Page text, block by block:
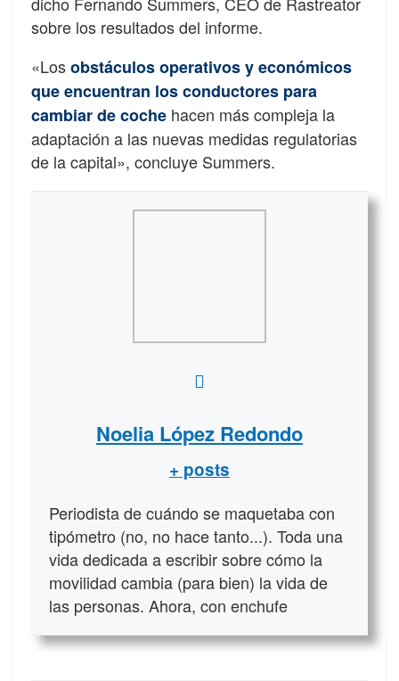
sobre los resultados del informe.
«Losobstáculos operativos y económicos
que encuentran los conductores para
cambiar de coche hacen más compleja la
adaptación a las nuevas medidas regulatorias
de la capital», concluye Summers.
Noelia López Redondo
+ posts
Periodista de cuándo se maquetaba con
tipómetro (no, no hace tanto...). Toda una
vida dedicada a escribir sobre cómo la
movilidad cambia (para bien) la vida de
las personas. Ahora, con enchufe